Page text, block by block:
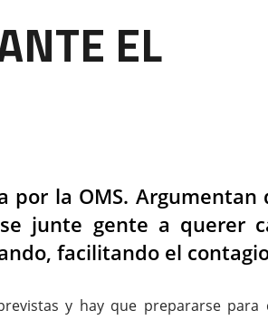
EL
por la OMS. Argumentan
junte gente a querer
facilitando el
y hay que prepararse para